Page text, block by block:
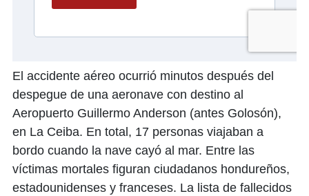
El accidente aéreo ocurrió minutos después del
despegue de una aeronave con destino al
Aeropuerto Guillermo Anderson (antes Golosón),
en La Ceiba. En total, 17 personas viajaban a
bordo cuando la nave cayó al mar. Entre las
víctimas mortales figuran ciudadanos hondureños,
estadounidenses y franceses. La lista de fallecidos